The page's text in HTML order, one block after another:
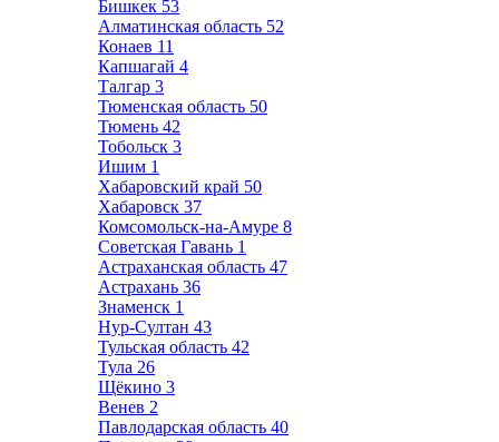
Бишкек 53
Алматинская область 52
Конаев 11
Капшагай 4
Талгар 3
Тюменская область 50
Тюмень 42
Тобольск 3
Ишим 1
Хабаровский край 50
Хабаровск 37
Комсомольск-на-Амуре 8
Советская Гавань 1
Астраханская область 47
Астрахань 36
Знаменск 1
Нур-Султан 43
Тульская область 42
Тула 26
Щёкино 3
Венев 2
Павлодарская область 40